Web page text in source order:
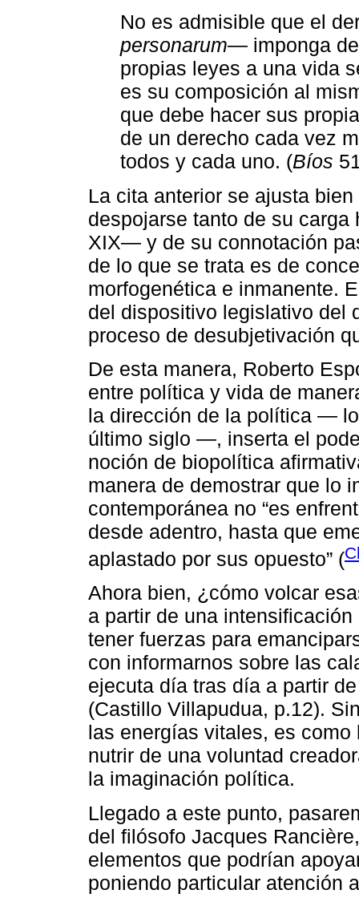
No es admisible que el
personarum― imponga
propias leyes a una vida
es su composición al
que debe hacer sus
de un derecho cada vez
todos y cada uno. (Bíos
La cita anterior se ajusta
despojarse tanto de su
XIX― y de su connotación
de lo que se trata es de
morfogenética e inmanente.
del dispositivo legislativo del
proceso de desubjetivación
De esta manera, Roberto
entre política y vida de
la dirección de la política ―
último siglo ―, inserta el
noción de biopolítica
manera de demostrar que lo
contemporánea no “es
desde adentro, hasta que
aplastado por sus opuesto” (
Ahora bien, ¿cómo volcar
a partir de una
tener fuerzas para
con informarnos sobre las
ejecuta día tras día a partir
(Castillo Villapudua, p.12).
las energías vitales, es
nutrir de una voluntad
la imaginación política.
Llegado a este punto,
del filósofo Jacques
elementos que podrían
poniendo particular atención